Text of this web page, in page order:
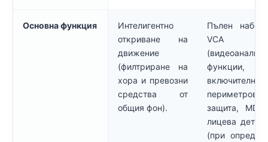
Основна функция
Интелигентно
откриване на
движение
(филтриране на
хора и превозни
средства от
общия фон).
Пълен набор
VCA
(видеоанализ)
функции,
включително
периметрова
защита, MD
лицева
(при